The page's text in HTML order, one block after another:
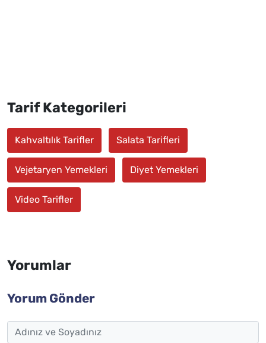
Tarif Kategorileri
Kahvaltılık Tarifler Salata Tarifleri
Vejetaryen Yemekleri Diyet Yemekleri
Video Tarifler
Yorumlar
Yorum Gönder